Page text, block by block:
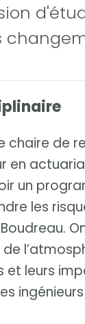
chaire de
en
un
les
leurs